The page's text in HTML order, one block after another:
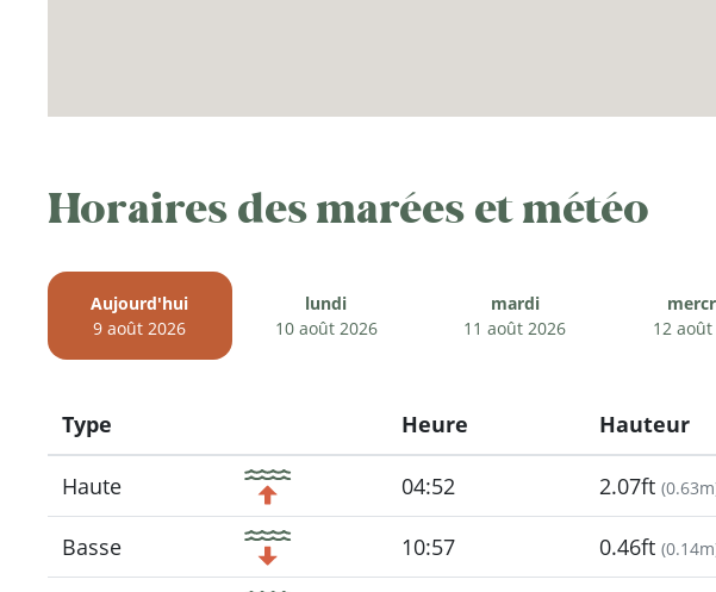
Horaires des marées et météo
Aujourd'hui
9 août 2026
lundi
10 août 2026
mardi
11 août 2026
12
Type
Icon
Heure Hauteur
Haute 04:52 2.07ft (0.63m
Basse 10:57 0.46ft (0.14m